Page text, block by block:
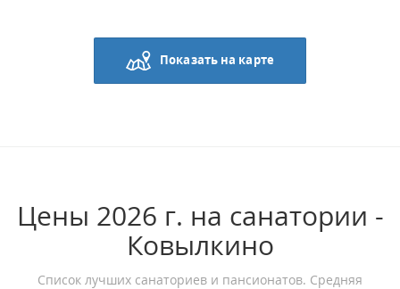
Показать на карте
Цены 2026 г. на санатории -
Ковылкино
Список лучших санаториев и пансионатов. Средняя